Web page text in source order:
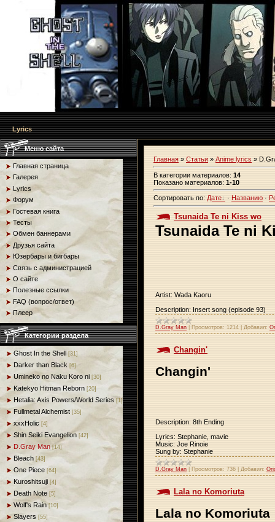
Lyrics
Меню сайта
Главная страница
Галерея
Lyrics
Форум
Гостевая книга
Тесты
Обмен баннерами
Друзья сайта
Юзербары и бигбары
Связь с администрацией
О сайте
Полезные ссылки
FAQ (вопрос/ответ)
Плеер
Категории раздела
Ghost In the Shell [31]
Darker than Black [6]
Umineko no Naku Koro ni [30]
Katekyo Hitman Reborn [20]
Hetalia: Axis Powers/World Series [1]
Fullmetal Alchemist [35]
xxxHolic [4]
Shin Seiki Evangelion [42]
D.Gray Man [14]
Bleach [43]
One Piece [64]
Kuroshitsuji [4]
Death Note [5]
Wolf's Rain [10]
Slayers [55]
Главная » Статьи » Anime lyrics »
В категории материалов: 14
Показано материалов: 1-10
Сортировать по: Дате · Названию ·
Tsunaida Te ni Kiss wo
Tsunaida Te ni
Artist: Wada Kaoru
Description: Insert song (episode 93)
D.Gray Man Просмотров: 1214 Добавил:
Changin'
Changin'
Description: 8th Ending
Lyrics: Stephanie, mavie
Music: Joe Rinoie
Sung by: Stephanie
D.Gray Man Просмотров: 736 Добавил:
Lala no Komoriuta
Lala no Komoriuta